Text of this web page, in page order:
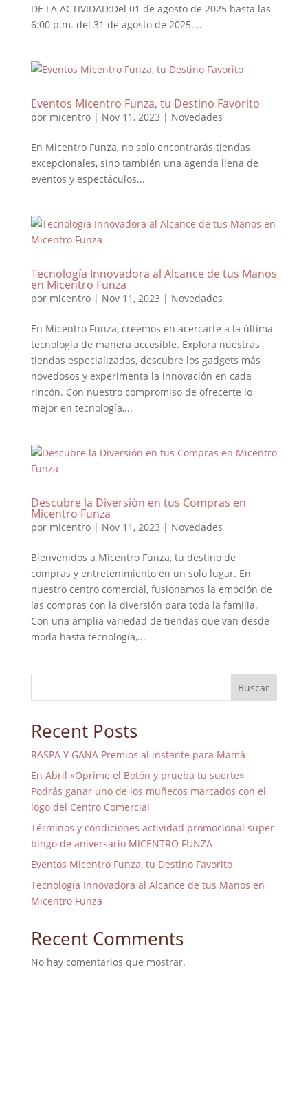
DE LA ACTIVIDAD:Del 01 de agosto de 2025 hasta las
6:00 p.m. del 31 de agosto de 2025....
Eventos Micentro Funza, tu Destino Favorito
por micentro| Nov 11, 2023 | Novedades
En Micentro Funza, no solo encontrarás tiendas
excepcionales, sino también una agenda llena de
eventos y espectáculos...
Tecnología Innovadora al Alcance de tus Manos
en Micentro Funza
por micentro| Nov 11, 2023 | Novedades
En Micentro Funza, creemos en acercarte a la última
tecnología de manera accesible. Explora nuestras
tiendas especializadas, descubre los gadgets más
novedosos y experimenta la innovación en cada
rincón. Con nuestro compromiso de ofrecerte lo
mejor en tecnología,...
Descubre la Diversión en tus Compras en
Micentro Funza
por micentro| Nov 11, 2023 | Novedades
Bienvenidos a Micentro Funza, tu destino de
compras y entretenimiento en un solo lugar. En
nuestro centro comercial, fusionamos la emoción de
las compras con la diversión para toda la familia.
Con una amplia variedad de tiendas que van desde
moda hasta tecnología,...
Buscar
Recent Posts
RASPA Y GANA Premios al instante para Mamá
En Abril «Oprime el Botón y prueba tu suerte»
Podrás ganar uno de los muñecos marcados con el
logo del Centro Comercial
Términos y condiciones actividad promocional super
bingo de aniversario MICENTRO FUNZA
Eventos Micentro Funza, tu Destino Favorito
Tecnología Innovadora al Alcance de tus Manos en
Micentro Funza
Recent Comments
No hay comentarios que mostrar.